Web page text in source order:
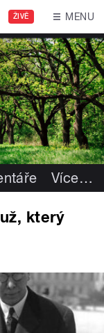
ŽIVĚ MENU
Více…
který